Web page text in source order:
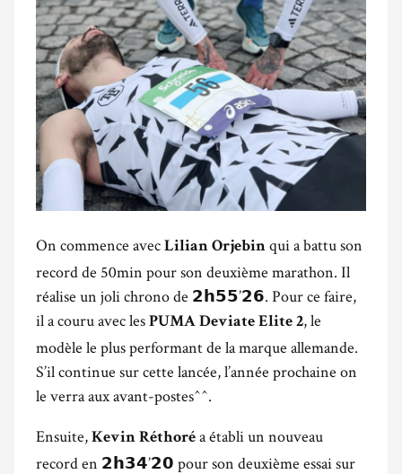
On commence avec Lilian Orjebin qui a battu son
record de 50min pour son deuxième marathon. Il
réalise un joli chrono de 𝟮𝗵𝟱𝟱’𝟮𝟲. Pour ce faire,
il a couru avec les PUMA Deviate Elite 2, le
modèle le plus performant de la marque allemande.
S’il continue sur cette lancée, l’année prochaine on
le verra aux avant-postes^^.
Ensuite, Kevin Réthoré a établi un nouveau
record en 𝟮𝗵𝟯𝟰’𝟮𝟬 pour son deuxième essai sur